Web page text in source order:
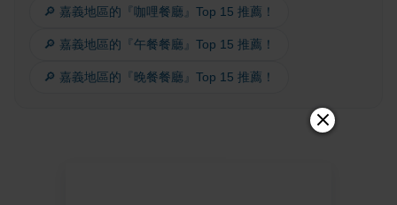
🔎 嘉義地區的『咖哩餐廳』Top 15 推薦！
🔎 嘉義地區的『午餐餐廳』Top 15 推薦！
🔎 嘉義地區的『晚餐餐廳』Top 15 推薦！